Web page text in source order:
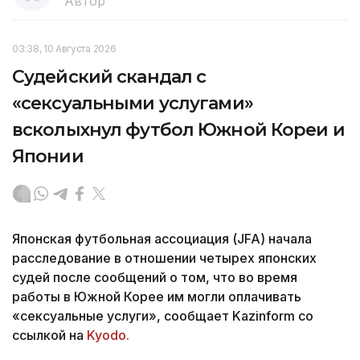
03:38, 10 Августа 2026
Судейский скандал с
«сексуальными услугами»
всколыхнул футбол Южной Кореи и
Японии
Японская футбольная ассоциация (JFA) начала
расследование в отношении четырех японских
судей после сообщений о том, что во время
работы в Южной Корее им могли оплачивать
«сексуальные услуги», сообщает Kazinform со
ссылкой на Kyodo.